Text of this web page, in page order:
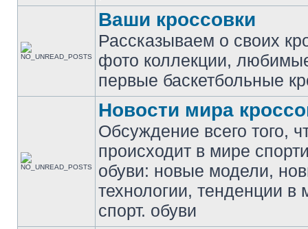
Ваши кроссовки
Рассказываем о своих
фото коллекции,
первые баскетбольные
Новости мира
Обсуждение всего того,
происходит в мире
обуви: новые модели,
технологии, тенденции в
спорт. обуви